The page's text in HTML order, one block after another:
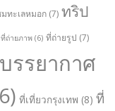
ทะเลหมอก (7) ทริป
ที่ถ่ายภาพ (6) ที่ถ่ายรูป (7)
รรยากาศ
ที่เที่ยวกรุงเทพ (8) ที่